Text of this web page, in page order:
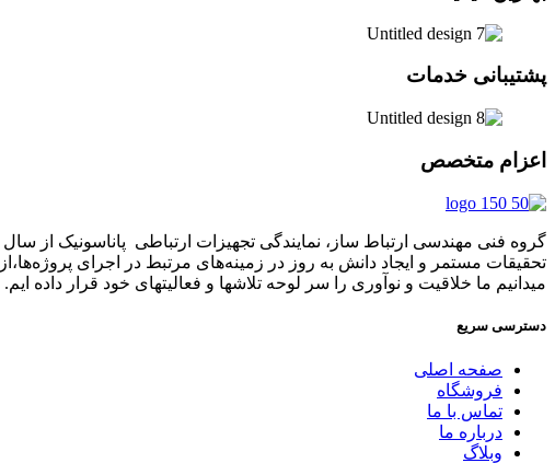
پشتیبانی خدمات
اعزام متخصص
تحقیقات مستمر و ایجاد دانش به‌ روز در زمینه‌های مرتبط در اجرای
میدانیم ما خلاقیت و نوآوری را سر لوحه تلاشها و فعالیتهای خود قرار داده ایم.
دسترسی سریع
صفحه اصلی
فروشگاه
تماس با ما
درباره ما
وبلاگ